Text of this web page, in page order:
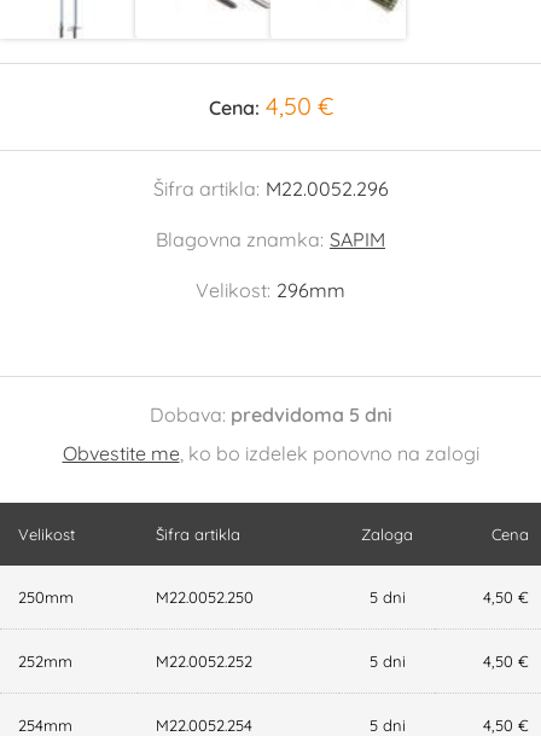
Cena: 4,50 €
Šifra artikla: M22.0052.296
Blagovna znamka: SAPIM
Velikost: 296mm
Dobava: predvidoma 5 dni
Obvestite me, ko bo izdelek ponovno na zalogi
Velikost Šifra artikla Zaloga Cena
250mm M22.0052.250 5 dni 4,50 €
252mm M22.0052.252 5 dni 4,50 €
254mm M22.0052.254 5 dni 4,50 €